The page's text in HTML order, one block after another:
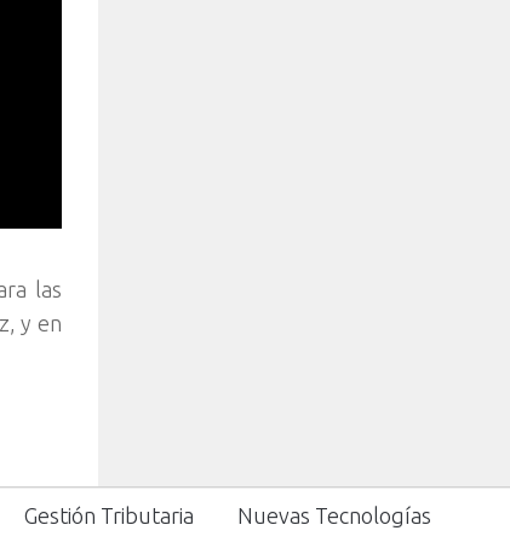
las
y en
Gestión Tributaria Nuevas Tecnologías